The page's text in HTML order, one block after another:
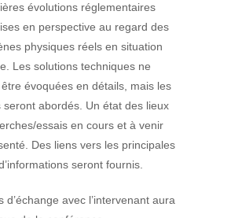
évolutions réglementaires
en perspective au regard des
physiques réels en situation
Les solutions techniques ne
évoquées en détails, mais les
seront abordés. Un état des lieux
essais en cours et à venir
Des liens vers les principales
seront fournis.
d’échange avec l’intervenant aura